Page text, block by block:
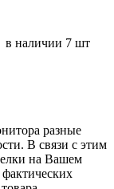
в наличии 7 шт
разные
В связи с этим
на Вашем